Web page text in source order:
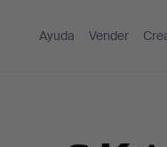
Ayuda Vender